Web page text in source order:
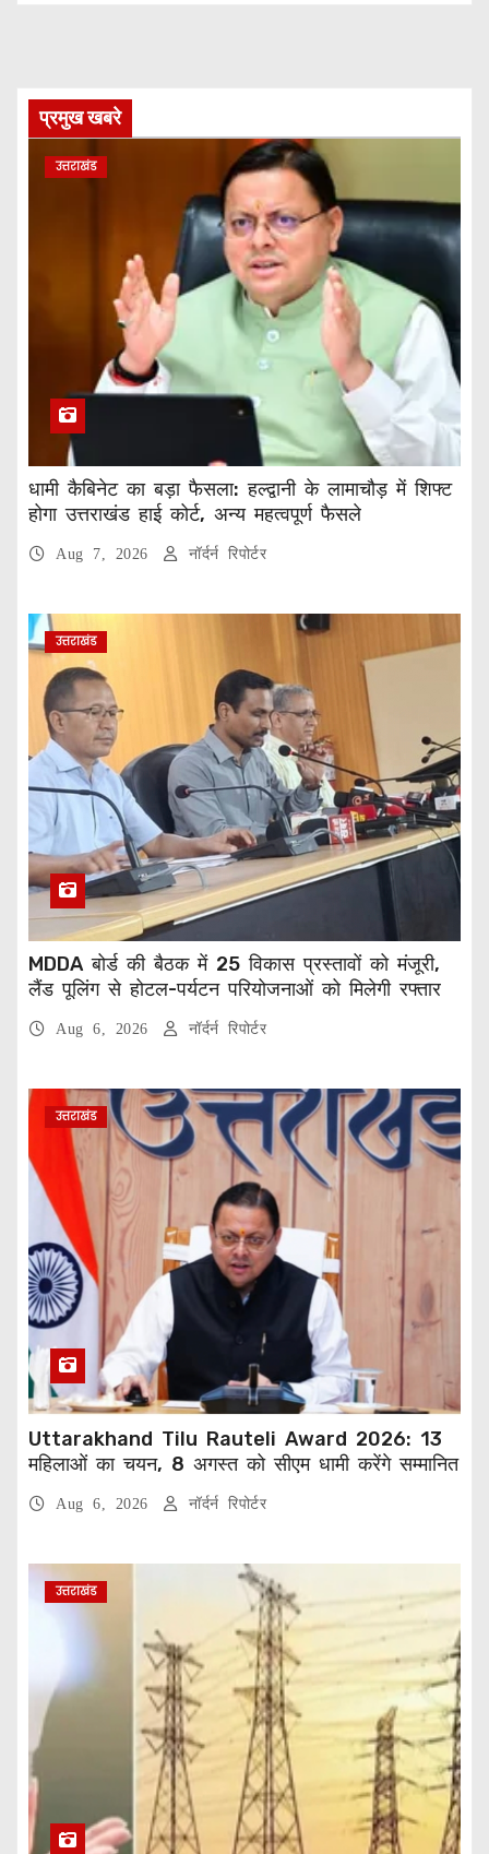
प्रमुख खबरे
उत्तराखंड
धामी कैबिनेट का बड़ा फैसला: हल्द्वानी के लामाचौड़ में शिफ्ट
होगा उत्तराखंड हाई कोर्ट, अन्य महत्वपूर्ण फैसले
Aug 7, 2026 नॉर्दर्न रिपोर्टर
उत्तराखंड
MDDA बोर्ड की बैठक में 25 विकास प्रस्तावों को मंजूरी,
लैंड पूलिंग से होटल-पर्यटन परियोजनाओं को मिलेगी रफ्तार
Aug 6, 2026 नॉर्दर्न रिपोर्टर
उत्तराखंड
Uttarakhand Tilu Rauteli Award 2026: 13
महिलाओं का चयन, 8 अगस्त को सीएम धामी करेंगे सम्मानित
Aug 6, 2026 नॉर्दर्न रिपोर्टर
उत्तराखंड